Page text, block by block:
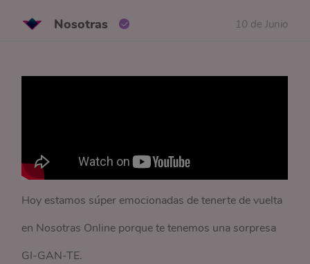
Nosotras 10 de Junio
Hoy estamos súper emocionadas de tenerte de vuelta
en Nosotras Online porque te tenemos una sorpresa
GI-GAN-TE.